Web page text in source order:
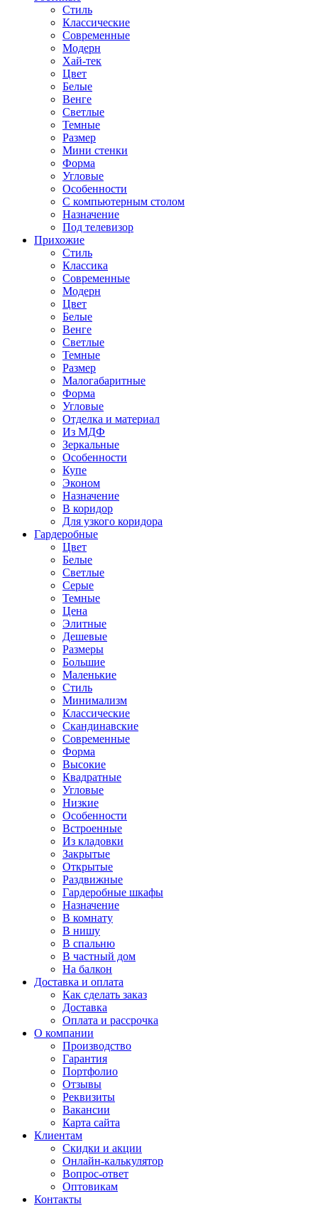
Стиль
Классические
Современные
Модерн
Хай-тек
Цвет
Белые
Венге
Светлые
Темные
Размер
Мини стенки
Форма
Угловые
Особенности
С компьютерным столом
Назначение
Под телевизор
Прихожие
Стиль
Классика
Современные
Модерн
Цвет
Белые
Венге
Светлые
Темные
Размер
Малогабаритные
Форма
Угловые
Отделка и материал
Из МДФ
Зеркальные
Особенности
Купе
Эконом
Назначение
В коридор
Для узкого коридора
Гардеробные
Цвет
Белые
Светлые
Серые
Темные
Цена
Элитные
Дешевые
Размеры
Большие
Маленькие
Стиль
Минимализм
Классические
Скандинавские
Современные
Форма
Высокие
Квадратные
Угловые
Низкие
Особенности
Встроенные
Из кладовки
Закрытые
Открытые
Раздвижные
Гардеробные шкафы
Назначение
В комнату
В нишу
В спальню
В частный дом
На балкон
Доставка и оплата
Как сделать заказ
Доставка
Оплата и рассрочка
О компании
Производство
Гарантия
Портфолио
Отзывы
Реквизиты
Вакансии
Карта сайта
Клиентам
Скидки и акции
Онлайн-калькулятор
Вопрос-ответ
Оптовикам
Контакты